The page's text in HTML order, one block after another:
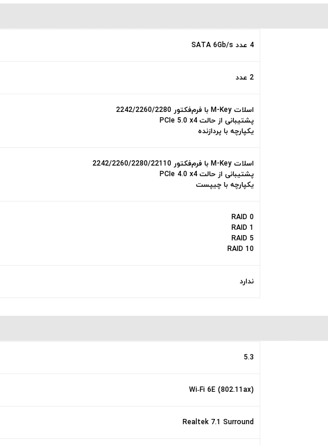
4 عدد SATA 6Gb/s
2 عدد
اسلات M-Key با فرم‌فکتور 2242/2260/2280
پشتیبانی از حالت PCIe 5.0 x4
یکپارچه با پردازنده
اسلات M-Key با فرم‌فکتور 2242/2260/2280/22110
پشتیبانی از حالت PCIe 4.0 x4
یکپارچه با چیپست
RAID 0
RAID 1
RAID 5
RAID 10
ندارد
5.3
Wi‑Fi 6E (802.11ax)
Realtek 7.1 Surround